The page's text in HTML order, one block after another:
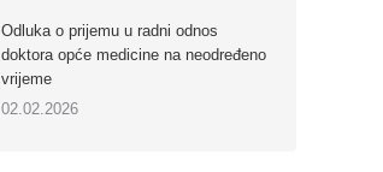
Odluka o prijemu u radni odnos
doktora opće medicine na neodređeno
vrijeme
02.02.2026